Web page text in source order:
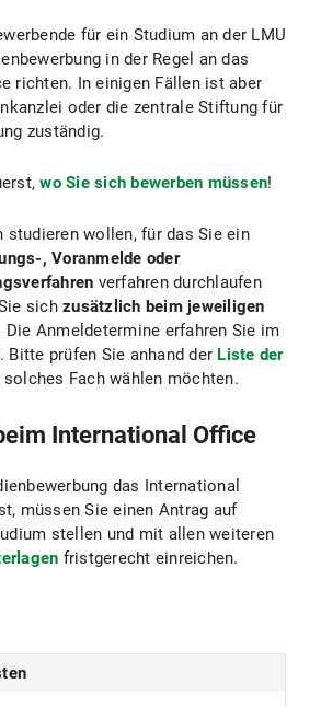
für ein Studium an der LMU
in der Regel an das
richten. In einigen Fällen ist aber
oder die zentrale Stiftung für
zuständig.
wo Sie sich bewerben müssen!
studieren wollen, für das Sie ein
, Voranmelde oder
verfahren durchlaufen
sich zusätzlich beim jeweiligen
Die Anmeldetermine erfahren Sie im
prüfen Sie anhand der Liste der
solches Fach wählen möchten.
International Office
das International
müssen Sie einen Antrag auf
stellen und mit allen weiteren
fristgerecht einreichen.